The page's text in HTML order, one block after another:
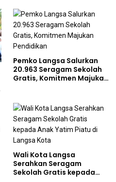
Pemko Langsa Salurkan
20.963 Seragam Sekolah
Gratis, Komitmen Majukan
Wali Kota Langsa
Serahkan Seragam
Sekolah Gratis kepada